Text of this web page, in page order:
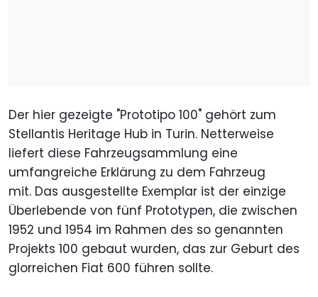
Der hier gezeigte "Prototipo 100" gehört zum
Stellantis Heritage Hub in Turin. Netterweise
liefert diese Fahrzeugsammlung eine
umfangreiche Erklärung zu dem Fahrzeug
mit. Das ausgestellte Exemplar ist der einzige
Überlebende von fünf Prototypen, die zwischen
1952 und 1954 im Rahmen des so genannten
Projekts 100 gebaut wurden, das zur Geburt des
glorreichen Fiat 600 führen sollte.